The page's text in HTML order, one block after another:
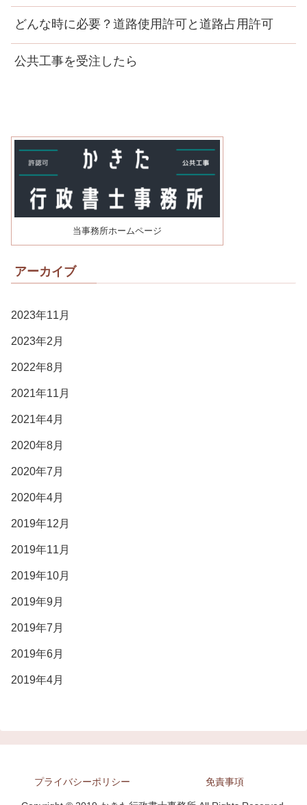
どんな時に必要？道路使用許可と道路占用許可
公共工事を受注したら
当事務所ホームページ
アーカイブ
2023年11月
2023年2月
2022年8月
2021年11月
2021年4月
2020年8月
2020年7月
2020年4月
2019年12月
2019年11月
2019年10月
2019年9月
2019年7月
2019年6月
2019年4月
プライバシーポリシー 免責事項